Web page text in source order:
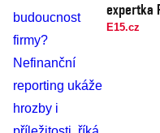
expertka
E15.cz